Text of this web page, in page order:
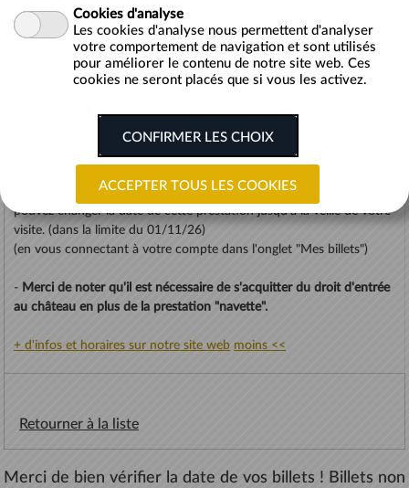
Départ du parking de Vaux-le-Vicomte
-> Arrivée : gare de Melun
Horaires semaine au choix : 15h45 ou 18h30
Horaires week-end* au choix :14h35 ou 15h45 ou 18h30
- Gratuit pour les moins de 3 ans.
Ticket non remboursable, non échangeable. Cependant, vous
pouvez changer la date de cette prestation jusqu'à la veille de votre
visite. (dans la limite du 01/11/26)
(en vous connectant à votre compte dans l'onglet "Mes billets")
- Merci de noter qu'il est nécessaire de s'acquitter du droit d'entrée
au château en plus de la prestation "navette".
+ d'infos et horaires sur notre site web moins <<
Retourner à la liste
Merci de bien vérifier la date de vos billets ! Billets non
Cookies d'analyse
Les cookies d'analyse nous permettent d'analyser
votre comportement de navigation et sont utilisés
pour améliorer le contenu de notre site web. Ces
cookies ne seront placés que si vous les activez.